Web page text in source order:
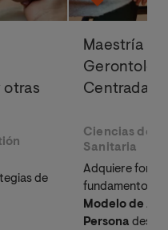
otras
de
Maestría
Centrada
Ciencias de
Sanitaria
Adquiere
fundamentos
Modelo de
Personadesde